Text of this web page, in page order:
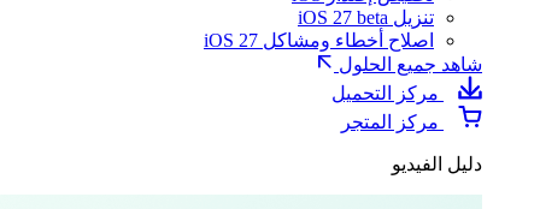
تنزيل iOS 27 beta
اصلاح أخطاء ومشاكل iOS 27
شاهد جميع الحلول
مركز التحميل
مركز المتجر
دليل الفيديو